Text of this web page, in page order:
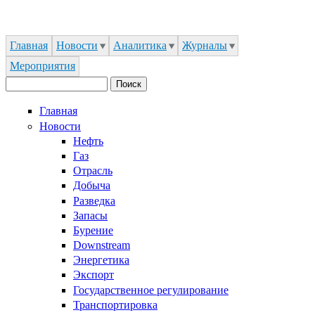
Главная Новости Аналитика
Журналы
Мероприятия
Главная
Новости
Нефть
Газ
Отрасль
Добыча
Разведка
Запасы
Бурение
Downstream
Энергетика
Экспорт
Государственное регулирование
Транспортировка